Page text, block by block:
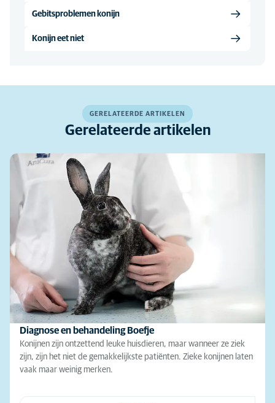
Gebitsproblemen konijn
Konijn eet niet
GERELATEERDE ARTIKELEN
Gerelateerde artikelen
Diagnose en behandeling Boefje
Konijnen zijn ontzettend leuke huisdieren, maar wanneer ze ziek
zijn, zijn het niet de gemakkelijkste patiënten. Zieke konijnen laten
vaak maar weinig merken.